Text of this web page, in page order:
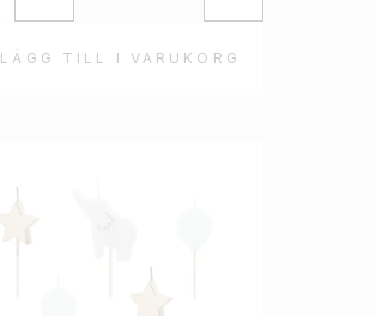
LÄGG TILL I VARUKORG